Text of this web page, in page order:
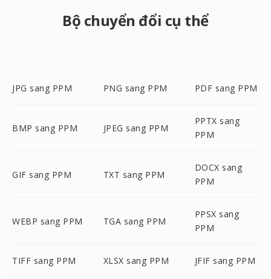
Bộ chuyển đổi cụ thể
JPG sang PPM PNG sang PPM PDF sang PPM
BMP sang PPM JPEG sang PPM
PPTX sang
PPM
GIF sang PPM TXT sang PPM
DOCX sang
PPM
WEBP sang PPM TGA sang PPM
PPSX sang
PPM
TIFF sang PPM XLSX sang PPM JFIF sang PPM